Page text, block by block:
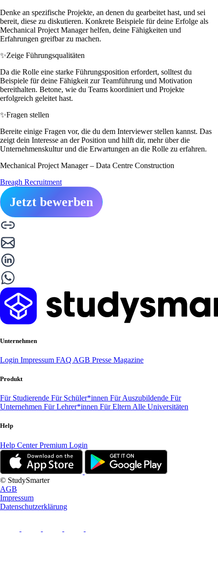
Denke an spezifische Projekte, an denen du gearbeitet hast, und sei
bereit, diese zu diskutieren. Konkrete Beispiele für deine Erfolge als
Mechanical Project Manager helfen, deine Fähigkeiten und
Erfahrungen greifbar zu machen.
✨Zeige Führungsqualitäten
Da die Rolle eine starke Führungsposition erfordert, solltest du
Beispiele für deine Fähigkeit zur Teamführung und Motivation
bereithalten. Betone, wie du Teams koordiniert und Projekte
erfolgreich geleitet hast.
✨Fragen stellen
Bereite einige Fragen vor, die du dem Interviewer stellen kannst. Das
zeigt dein Interesse an der Position und hilft dir, mehr über die
Unternehmenskultur und die Erwartungen an die Rolle zu erfahren.
Mechanical Project Manager – Data Centre Construction
Breagh Recruitment
Jetzt bewerben
Unternehmen
Login Impressum FAQ AGB Presse Magazine
Produkt
Für Studierende Für Schüler*innen Für Auszubildende Für
Unternehmen Für Lehrer*innen Für Eltern Alle Universitäten
Help
Help CenterPremium Login
© StudySmarter
AGB
Impressum
Datenschutzerklärung